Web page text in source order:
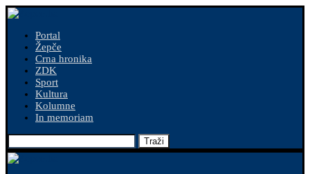
Portal
Žepče
Crna hronika
ZDK
Sport
Kultura
Kolumne
In memoriam
Traži